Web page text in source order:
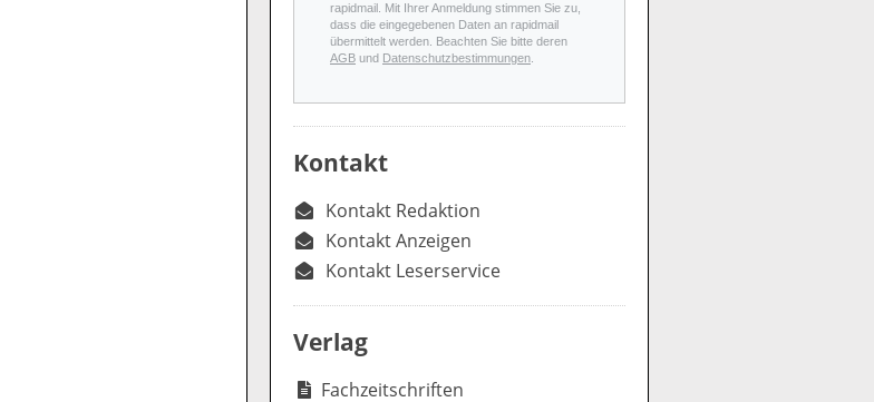
rapidmail. Mit Ihrer Anmeldung stimmen Sie zu,
dass die eingegebenen Daten an rapidmail
übermittelt werden. Beachten Sie bitte deren
AGB und Datenschutzbestimmungen
Kontakt
Kontakt Redaktion
Kontakt Anzeigen
Kontakt Leserservice
Verlag
Fachzeitschriften